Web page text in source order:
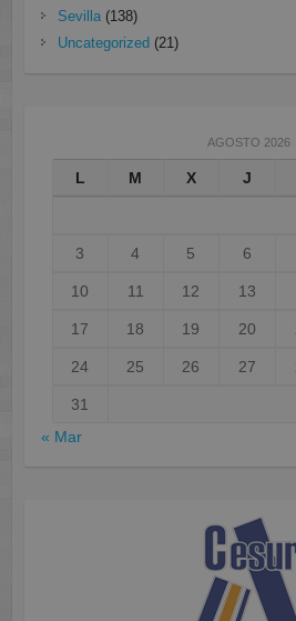
Sevilla(138)
Uncategorized (21)
AGOSTO 2026
L M X J
3 4 5 6
10 11 12 13
17 18 19 20
24 25 26 27
31
« Mar